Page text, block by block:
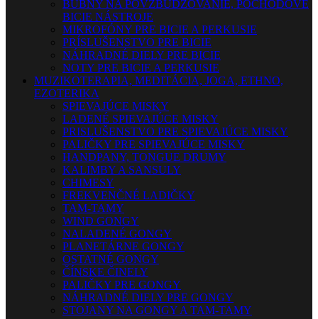
BUBNY NA POVZBUDZOVANIE, POCHODOVÉ
BICIE NÁSTROJE
MIKROFÓNY PRE BICIE A PERKUSIE
PRÍSLUŠENSTVO PRE BICIE
NÁHRADNÉ DIELY PRE BICIE
NOTY PRE BICIE A PERKUSIE
MUZIKOTERAPIA, MEDITÁCIA, JOGA, ETHNO,
EZOTERIKA
SPIEVAJÚCE MISKY
LADENÉ SPIEVAJÚCE MISKY
PRISLUŠENSTVO PRE SPIEVAJÚCE MISKY
PALIČKY PRE SPIEVAJÚCE MISKY
HANDPANY, TONGUE DRUMY
KALIMBY A SANSULY
CHIMESY
FREKVENČNÉ LADIČKY
TAM-TAMY
WIND GONGY
NALADENÉ GONGY
PLANETÁRNE GONGY
OSTATNÉ GONGY
ČÍNSKE ČINELY
PALIČKY PRE GONGY
NÁHRADNÉ DIELY PRE GONGY
STOJANY NA GONGY A TAM-TAMY